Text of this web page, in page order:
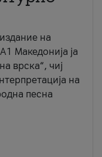
на
Македонија ја
врска“, чиј
на
песна